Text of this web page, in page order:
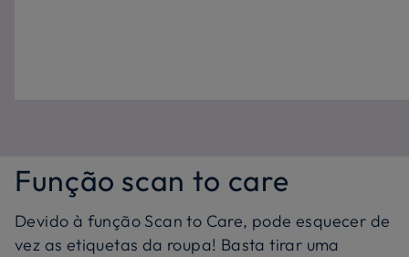
Função scan to care
Devido à função Scan to Care, pode esquecer de
vez as etiquetas da roupa! Basta tirar uma